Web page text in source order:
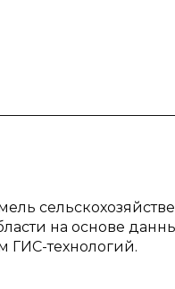
на основе
ГИС-технологий.